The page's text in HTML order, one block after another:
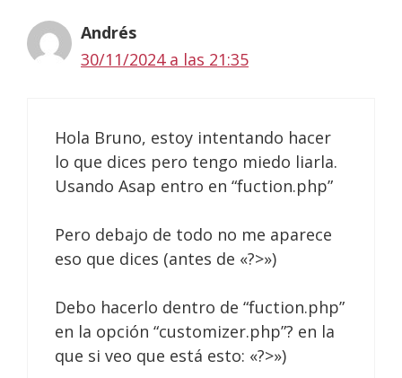
Andrés
30/11/2024 a las 21:35
Hola Bruno, estoy intentando hacer
lo que dices pero tengo miedo liarla.
Usando Asap entro en “fuction.php”
Pero debajo de todo no me aparece
eso que dices (antes de «?>»)
Debo hacerlo dentro de “fuction.php”
en la opción “customizer.php”? en la
que si veo que está esto: «?>»)